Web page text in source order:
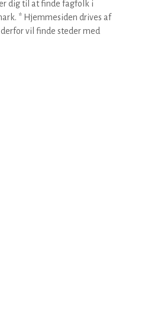
dig til at finde fagfolk i
* Hjemmesiden drives af
vil finde steder med